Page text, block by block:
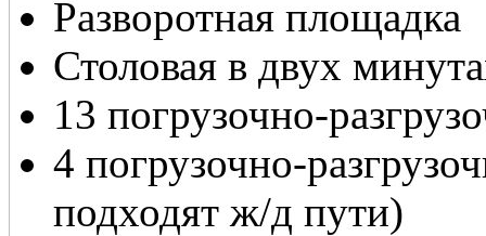
Разворотная площадка
Столовая в двух
13 погрузочно-
4 погрузочно-
подходят ж/д пути)